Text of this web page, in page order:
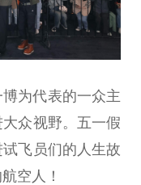
为代表的一众主
众视野。五一假
飞员们的人生故
空人！